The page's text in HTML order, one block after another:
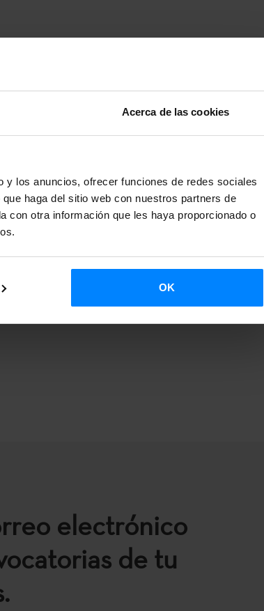
Acerca de las cookies
los anuncios, ofrecer funciones de redes sociales
haga del sitio web con nuestros partners de
con otra información que les haya proporcionado o
OK
electrónico
de tu